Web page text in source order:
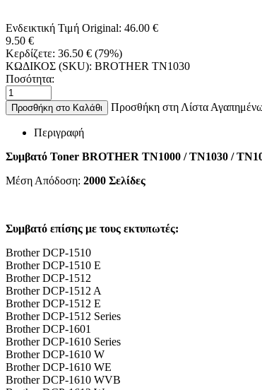
Ενδεικτική Τιμή Original: 46.00 €
9.50 €
Κερδίζετε: 36.50 € (79%)
ΚΩΔΙΚΟΣ (SKU): BROTHER TN1030
Ποσότητα:
Προσθήκη στο Καλάθι Προσθήκη στη Λίστα
Περιγραφή
Συμβατό Toner BROTHER TN1000 / TN1030 /
Μέση Απόδοση: 2000 Σελίδες
Συμβατό επίσης με τους εκτυπωτές:
Brother DCP-1510
Brother DCP-1510 E
Brother DCP-1512
Brother DCP-1512 A
Brother DCP-1512 E
Brother DCP-1512 Series
Brother DCP-1601
Brother DCP-1610 Series
Brother DCP-1610 W
Brother DCP-1610 WE
Brother DCP-1610 WVB